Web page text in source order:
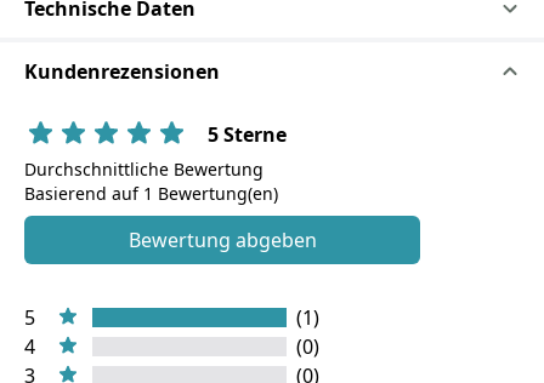
Technische Daten
Kundenrezensionen
5 Sterne
Durchschnittliche Bewertung
Basierend auf 1 Bewertung(en)
Bewertung abgeben
5
(1)
4
(0)
3
(0)